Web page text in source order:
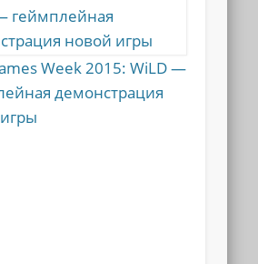
Week 2015: WiLD —
демонстрация